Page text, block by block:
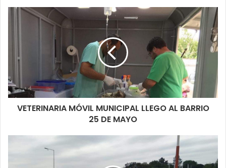
VETERINARIA MÓVIL MUNICIPAL LLEGO AL BARRIO
25 DE MAYO